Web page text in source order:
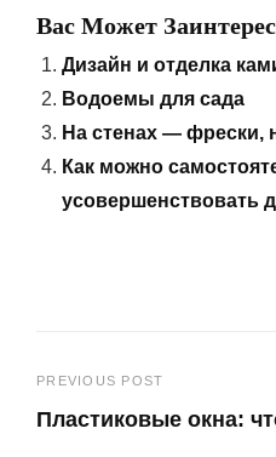
Вас Может
Дизайн и отделка
Водоемы для сада
На стенах — фрески,
Как можно
усовершенствовать
Навигация
по
PREVIOUS POST
Пластиковые окна: